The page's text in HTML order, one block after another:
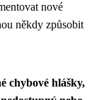
nové
někdy způsobit
chybové hlášky,